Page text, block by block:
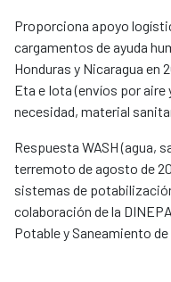
Proporciona apoyo
cargamentos de ayuda
Honduras y Nicaragua en
Eta e Iota (envíos por aire
necesidad, material
Respuesta WASH (agua,
terremoto de agosto de
sistemas de
colaboración de la
Potable y Saneamiento de